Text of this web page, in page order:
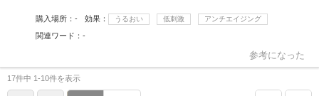
購入場所 - 効果 うるおい 低刺激 アンチエイジング
関連ワード -
参考になった
17件中 1-10件を表示